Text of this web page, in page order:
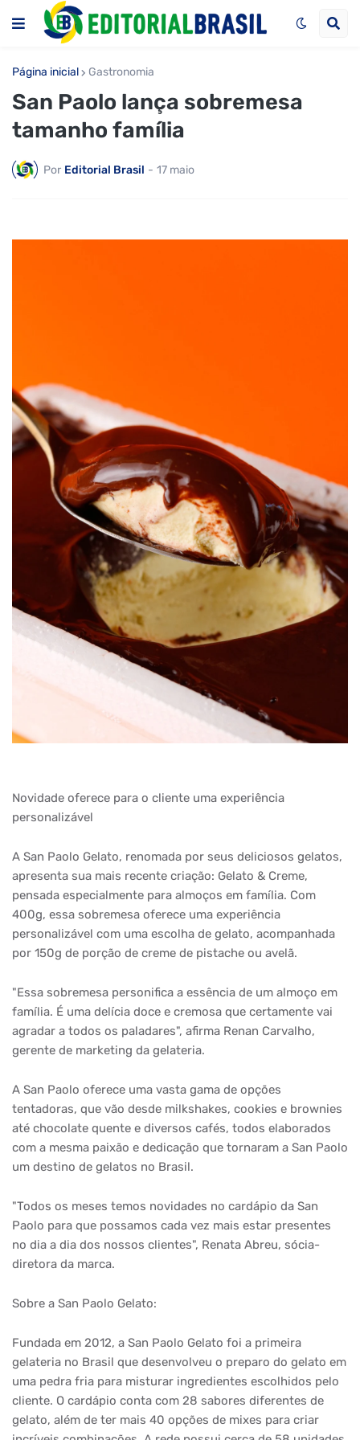
Página inicial Gastronomia
San Paolo lança sobremesa
tamanho família
Por Editorial Brasil - 17 maio
Novidade oferece para o cliente uma experiência
personalizável
A San Paolo Gelato, renomada por seus deliciosos gelatos,
apresenta sua mais recente criação: Gelato & Creme,
pensada especialmente para almoços em família. Com
400g, essa sobremesa oferece uma experiência
personalizável com uma escolha de gelato, acompanhada
por 150g de porção de creme de pistache ou avelã.
"Essa sobremesa personifica a essência de um almoço em
família. É uma delícia doce e cremosa que certamente vai
agradar a todos os paladares", afirma Renan Carvalho,
gerente de marketing da gelateria.
A San Paolo oferece uma vasta gama de opções
tentadoras, que vão desde milkshakes, cookies e brownies
até chocolate quente e diversos cafés, todos elaborados
com a mesma paixão e dedicação que tornaram a San Paolo
um destino de gelatos no Brasil.
"Todos os meses temos novidades no cardápio da San
Paolo para que possamos cada vez mais estar presentes
no dia a dia dos nossos clientes", Renata Abreu, sócia-
diretora da marca.
Sobre a San Paolo Gelato:
Fundada em 2012, a San Paolo Gelato foi a primeira
gelateria no Brasil que desenvolveu o preparo do gelato em
uma pedra fria para misturar ingredientes escolhidos pelo
cliente. O cardápio conta com 28 sabores diferentes de
gelato, além de ter mais 40 opções de mixes para criar